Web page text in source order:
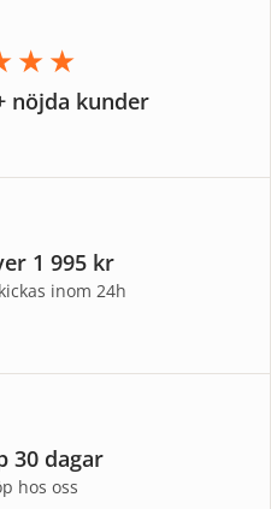
nöjda kunder
1 995 kr
inom 24h
30 dagar
hos oss